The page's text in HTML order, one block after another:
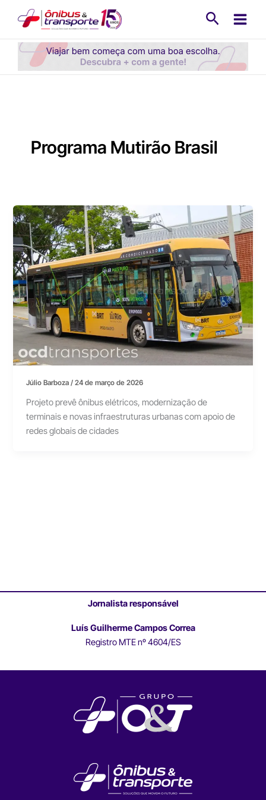
conteúdo
Programa Mutirão Brasil
Júlio Barboza/24 de março de 2026
Projeto prevê ônibus elétricos, modernização de
terminais e novas infraestruturas urbanas com apoio de
redes globais de cidades
Jornalista responsável
Luís Guilherme Campos Correa
Registro MTE nº 4604/ES